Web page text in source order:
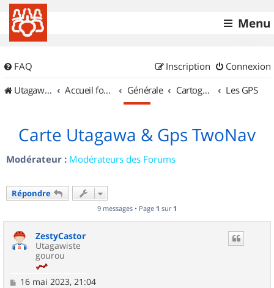
Menu
FAQ Connexion
Inscription
UtagawaVTT (Randos VTT et VTTAE avec traces GPS)
Accueil forum Générale Cartographie et GPS Les GPS
Carte Utagawa & Gps TwoNav
Modérateur : Modérateurs des Forums
Répondre
9 messages • Page 1 sur 1
ZestyCastor
Utagawiste
gourou
M16 mai 2023, 21:04